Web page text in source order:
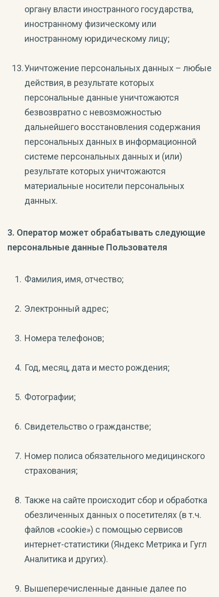
органу власти иностранного государства,
иностранному физическому или
иностранному юридическому лицу;
Уничтожение персональных данных – любые
действия, в результате которых
персональные данные уничтожаются
безвозвратно с невозможностью
дальнейшего восстановления содержания
персональных данных в информационной
системе персональных данных и (или)
результате которых уничтожаются
материальные носители персональных
данных.
3. Оператор может обрабатывать следующие
персональные данные Пользователя
Фамилия, имя, отчество;
Электронный адрес;
Номера телефонов;
Год, месяц, дата и место рождения;
Фотографии;
Свидетельство о гражданстве;
Номер полиса обязательного медицинского
страхования;
Также на сайте происходит сбор и обработка
обезличенных данных о посетителях (в т.ч.
файлов «cookie») с помощью сервисов
интернет-статистики (Яндекс Метрика и Гугл
Аналитика и других).
Вышеперечисленные данные далее по